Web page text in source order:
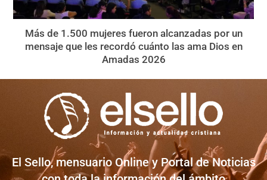
Más de 1.500 mujeres fueron alcanzadas por un
mensaje que les recordó cuánto las ama Dios en
Amadas 2026
El Sello, mensuario Online y Portal de Noticias